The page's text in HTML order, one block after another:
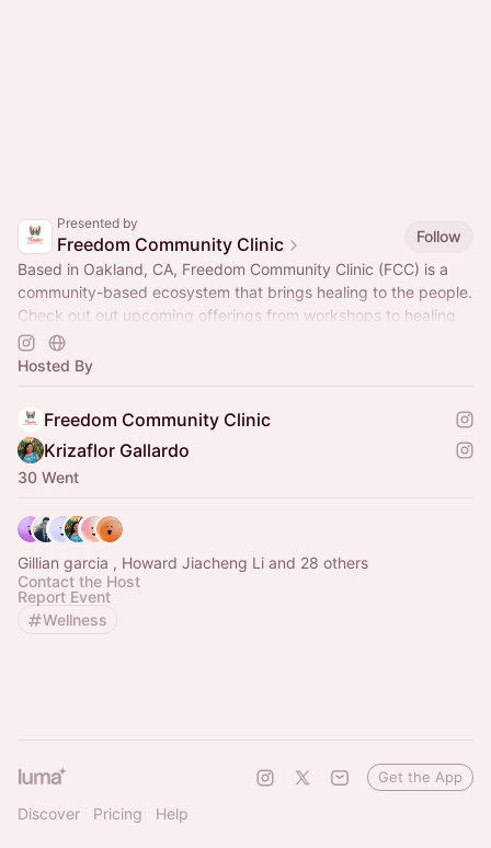
Presented by
Freedom Community Clinic
Follow
Based in Oakland, CA, Freedom Community Clinic (FCC) is a
community-based ecosystem that brings healing to the people.
Check out out upcoming offerings from workshops to healing
clinics and more.
Hosted By
Freedom Community Clinic
Krizaflor Gallardo
30 Went
Gillian garcia , Howard Jiacheng Li and 28 others
Contact the Host
Report Event
Wellness
Discover Pricing Help
Get the App